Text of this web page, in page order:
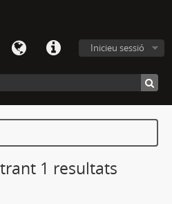
Inicieu sessió
1 resultats